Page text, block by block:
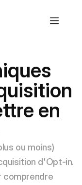
en
ou moins)
d'Opt-in.
comprendre